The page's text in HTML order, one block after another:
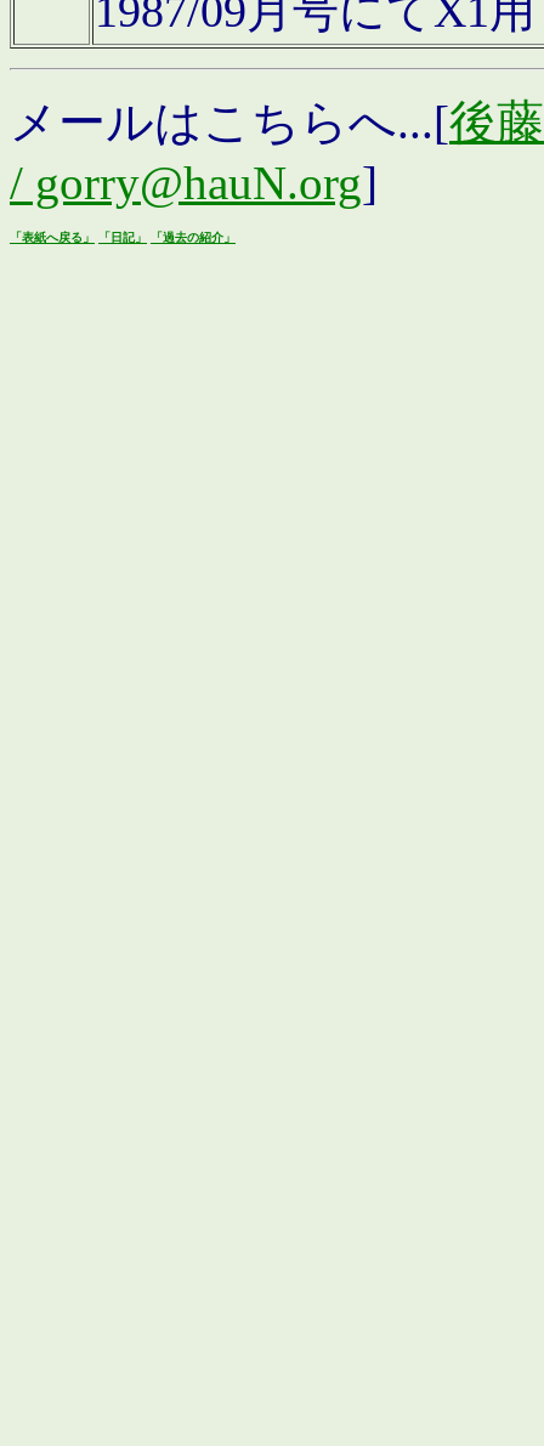
1987/09月号にてX1
メールはこちらへ...[後
/ gorry@hauN.org]
「表紙へ戻る」 「日記」 「過去の紹介」